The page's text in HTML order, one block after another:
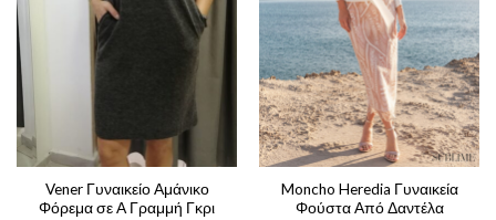
Vener Γυναικείο Αμάνικο
Φόρεμα σε Α Γραμμή Γκρι
Moncho Heredia Γυναικεία
Φούστα Από Δαντέλα